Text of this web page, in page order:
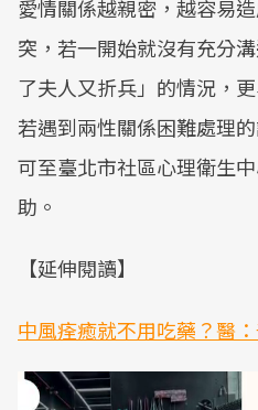
愛情關係越親密，越容易
突，若一開始就沒有充分
了夫人又折兵」的情況，
若遇到兩性關係困難處理
可至臺北市社區心理衛生
助。
【延伸閱讀】
中風痊癒就不用吃藥？醫：